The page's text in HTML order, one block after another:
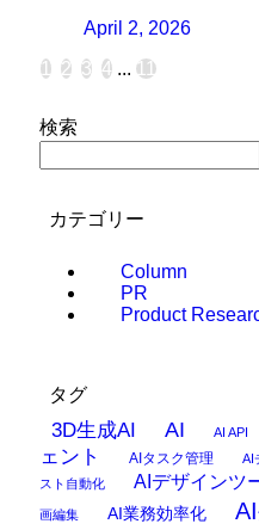
April 2, 2026
1 2 3 4 ... 11
検索
カテゴリー
Column
PR
Product
タグ
3D生成AI AI AI API
ェント
AIタスク管理 AI
スト自動化
AIデザインツ
画編集 AI業務効率化